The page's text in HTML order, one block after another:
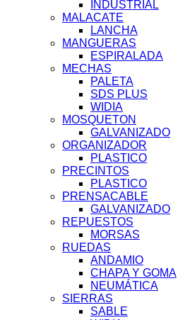
INDUSTRIAL
MALACATE
LANCHA
MANGUERAS
ESPIRALADA
MECHAS
PALETA
SDS PLUS
WIDIA
MOSQUETON
GALVANIZADO
ORGANIZADOR
PLASTICO
PRECINTOS
PLASTICO
PRENSACABLE
GALVANIZADO
REPUESTOS
MORSAS
RUEDAS
ANDAMIO
CHAPA Y GOMA
NEUMÁTICA
SIERRAS
SABLE